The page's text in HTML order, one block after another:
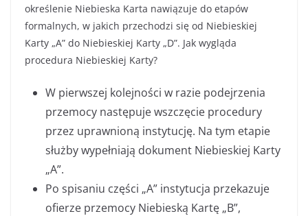
określenie Niebieska Karta nawiązuje do etapów
formalnych, w jakich przechodzi się od Niebieskiej
Karty „A” do Niebieskiej Karty „D”. Jak wygląda
procedura Niebieskiej Karty?
W pierwszej kolejności w razie podejrzenia
przemocy następuje wszczęcie procedury
przez uprawnioną instytucję. Na tym etapie
służby wypełniają dokument Niebieskiej Karty
„A”.
Po spisaniu części „A” instytucja przekazuje
ofierze przemocy Niebieską Kartę „B”,